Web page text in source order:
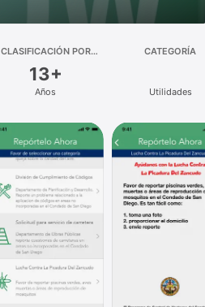
CLASIFICACIÓN POR
13+
Años
CATEGORÍA
Utilidades